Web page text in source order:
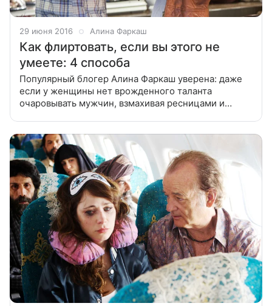
29 июня 2016 Алина Фаркаш
Как флиртовать, если вы этого не
умеете: 4 способа
Популярный блогер Алина Фаркаш уверена: даже
если у женщины нет врожденного таланта
очаровывать мужчин, взмахивая ресницами и